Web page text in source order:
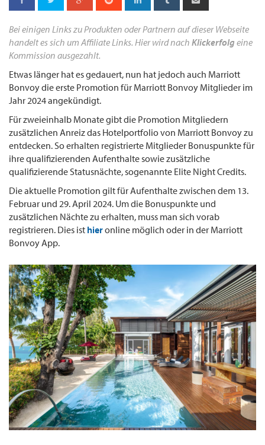
Bei einigen Links zu Produkten oder Partnern auf dieser Webseite
handelt es sich um Affiliate Links. Hier wird nach Klickerfolg eine
Kommission ausgezahlt.
Etwas länger hat es gedauert, nun hat jedoch auch Marriott
Bonvoy die erste Promotion für Marriott Bonvoy Mitglieder im
Jahr 2024 angekündigt.
Für zweieinhalb Monate gibt die Promotion Mitgliedern
zusätzlichen Anreiz das Hotelportfolio von Marriott Bonvoy zu
entdecken. So erhalten registrierte Mitglieder Bonuspunkte für
ihre qualifizierenden Aufenthalte sowie zusätzliche
qualifizierende Statusnächte, sogenannte Elite Night Credits.
Die aktuelle Promotion gilt für Aufenthalte zwischen dem 13.
Februar und 29. April 2024. Um die Bonuspunkte und
zusätzlichen Nächte zu erhalten, muss man sich vorab
registrieren. Dies ist hieronline möglich oder in der Marriott
Bonvoy App.